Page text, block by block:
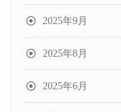
2025年9月
2025年8月
2025年6月